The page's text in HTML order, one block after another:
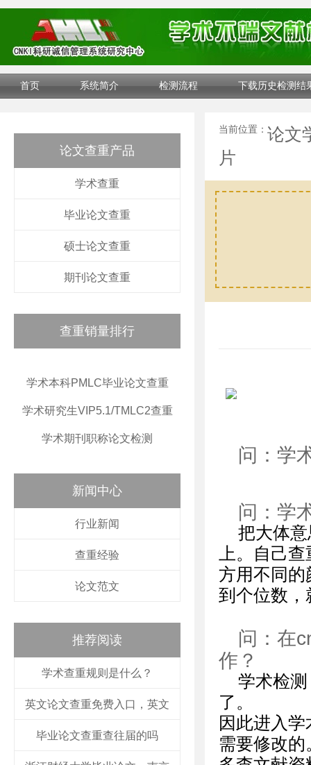
首页 系统简介 检测流程 下载历史检测结
论文查重产品
学术查重
毕业论文查重
硕士论文查重
期刊论文查重
查重销量排行
学术本科PMLC毕业论文查重
学术研究生VIP5.1/TMLC2查重
学术期刊职称论文检测
新闻中心
行业新闻
查重经验
论文范文
推荐阅读
学术查重规则是什么？
英文论文查重免费入口，英文
毕业论文查重查往届的吗
当前位置： 论文
片
问：学
问：学
把大体
上。自己
方用不同的
到个位数
问：在
作？
学术检
了。
因此进入
需要修改的